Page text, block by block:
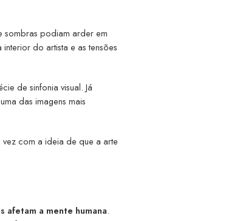
sombras podiam arder em
do artista e as tensões
de sinfonia visual. Já
das imagens mais
com a ideia de que a arte
afetam a mente humana.